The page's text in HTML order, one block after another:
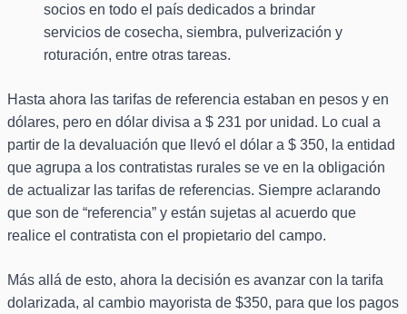
socios en todo el país dedicados a brindar
servicios de cosecha, siembra, pulverización y
roturación, entre otras tareas.
Hasta ahora las tarifas de referencia estaban en pesos y en
dólares, pero en dólar divisa a $ 231 por unidad. Lo cual a
partir de la devaluación que llevó el dólar a $ 350, la entidad
que agrupa a los contratistas rurales se ve en la obligación
de actualizar las tarifas de referencias. Siempre aclarando
que son de “referencia” y están sujetas al acuerdo que
realice el contratista con el propietario del campo.
Más allá de esto, ahora la decisión es avanzar con la tarifa
dolarizada, al cambio mayorista de $350, para que los pagos